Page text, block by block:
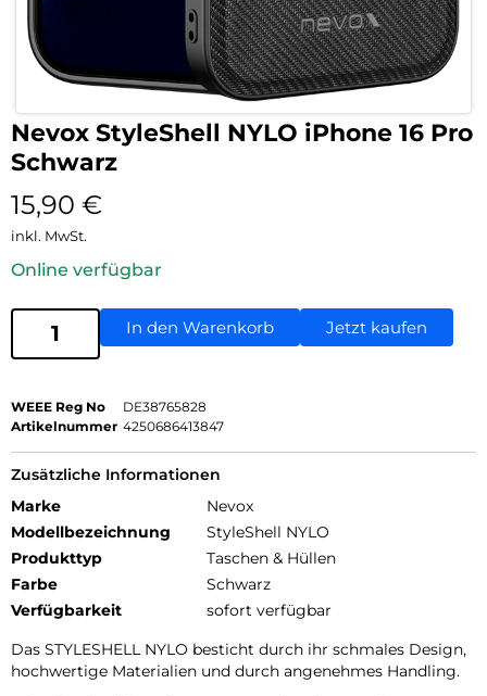
Nevox StyleShell NYLO iPhone 16 Pro
Schwarz
15,90 €
inkl. MwSt.
Online verfügbar
In den Warenkorb Jetzt kaufen
WEEE Reg No
DE38765828
Artikelnummer 4250686413847
Zusätzliche Informationen
Marke
Nevox
Modellbezeichnung
StyleShell NYLO
Produkttyp
Taschen & Hüllen
Farbe
Schwarz
Verfügbarkeit
sofort verfügbar
Das STYLESHELL NYLO besticht durch ihr schmales Design,
hochwertige Materialien und durch angenehmes Handling.